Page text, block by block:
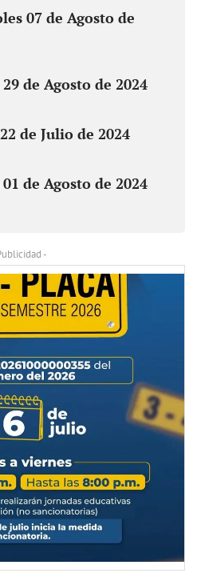
07 de Agosto de
de Agosto de 2024
de Julio de 2024
de Agosto de 2024
-